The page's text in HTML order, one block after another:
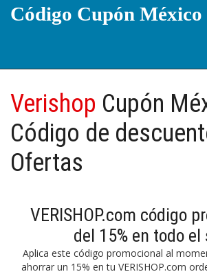
Código Cupón México
Verishop Cupón
Código de
Ofertas
VERISHOP.com código
del 15% en todo
Aplica este código promocional al
ahorrar un 15% en tu VERISHOP.com